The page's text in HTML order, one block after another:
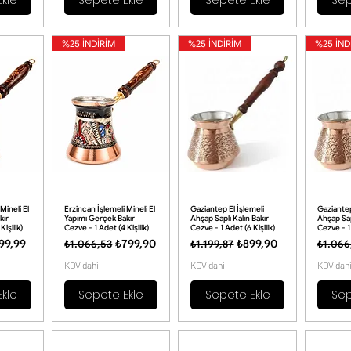
El
Fiyat
%25 İNDİRİM
Erzincan İşlemeli Mineli El
Yapımı Gerçek Bakır
Cezve - 1 Adet (4 Kişilik)
Normal Fiyat
₺1.066,53 İndirimli Fiyat
₺799,90
KDV dahil
Sepete Ekle
%25 İNDİRİM
Gaziantep El İşlemeli
Ahşap Saplı Kalın Bakır
Cezve - 1 Adet (6 Kişilik)
Normal Fiyat
₺1.199,87 İndirimli Fiyat
₺899,90
KDV dahil
Sepete Ekle
%25
Ahşap
Cezve -
KDV